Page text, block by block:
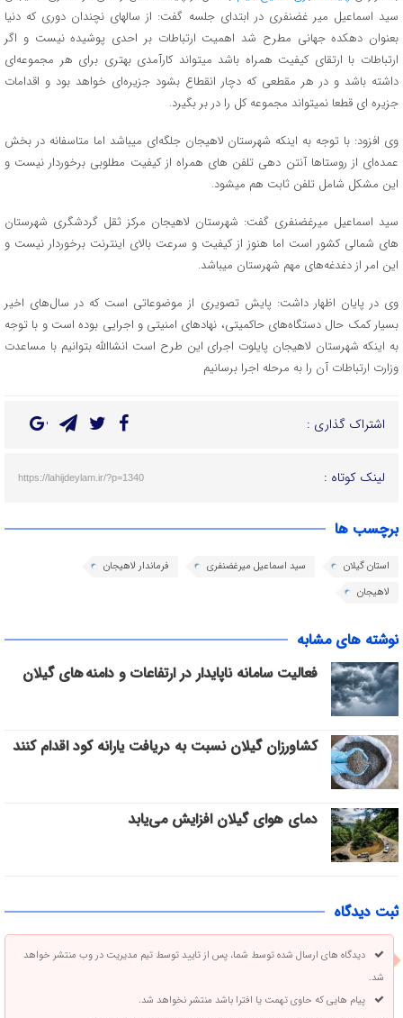
سید اسماعیل میر غضنفری در ابتدای جلسه گفت: از سالهای نچندان دوری که دنیا
بعنوان دهکده جهانی مطرح شد اهمیت ارتباطات بر احدی پوشیده نیست و اگر
ارتباطات با ارتقای کیفیت همراه باشد میتواند کارآمدی بهتری برای هر مجموعه‌ای
داشته باشد و در هر مقطعی که دچار انقطاع بشود جزیره‌ای خواهد بود و اقدامات
جزیره ای قطعا نمیتواند مجموعه کل را در بر بگیرد.
وی افزود: با توجه به اینکه شهرستان لاهیجان جلگه‌ای میباشد اما متاسفانه در بخش
عمده‌ای از روستاها آنتن دهی تلفن های همراه از کیفیت مطلوبی برخوردار نیست و
این مشکل شامل تلفن ثابت هم میشود.
سید اسماعیل میرغضنفری گفت: شهرستان لاهیجان مرکز ثقل گردشگری شهرستان
های شمالی کشور است اما هنوز از کیفیت و سرعت بالای اینترنت برخوردار نیست و
این امر از دغدغه‌های مهم شهرستان میباشد.
وی در پایان اظهار داشت: پایش تصویری از موضوعاتی است که در سال‌های اخیر
بسیار کمک حال دستگاه‌های حاکمیتی، نهادهای امنیتی و اجرایی بوده است و با توجه
به اینکه شهرستان لاهیجان پایلوت اجرای این طرح است انشاالله بتوانیم با مساعدت
وزارت ارتباطات آن را به مرحله اجرا برسانیم
اشتراک گذاری :
لینک کوتاه : https://lahijdeylam.ir/?p=1340
برچسب ها
استان گیلان سید اسماعیل میرغضنفری
فرماندار لاهیجان
لاهیجان
نوشته های مشابه
فعالیت سامانه ناپایدار در ارتفاعات و دامنه های گیلان
کشاورزان گیلان نسبت به دریافت یارانه کود اقدام کنند
دمای هوای گیلان افزایش می‌یابد
ثبت دیدگاه
دیدگاه های ارسال شده توسط شما، پس از تایید توسط تیم مدیریت در وب منتشر خواهد
شد.
پیام هایی که حاوی تهمت یا افترا باشد منتشر نخواهد شد.